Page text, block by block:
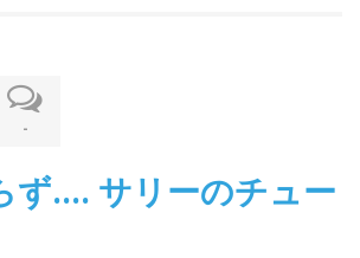
-
ず…. サリーのチュー